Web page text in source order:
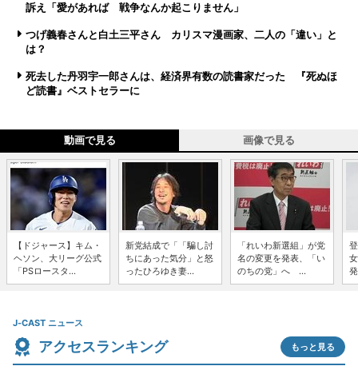
訴え「愛があれば 戦争なんか起こりません」
つげ義春さんと白土三平さん カリスマ漫画家、二人の「違い」と
は？
死去した丹羽宇一郎さんは、経済界有数の読書家だった 『死ぬほ
ど読書』ベストセラーに
動画で見る 画像で見る
【ドジャース】キム・
ヘソン、大リーグ公式
「PSロースタ...
新党結成で「「騙し討
ちにあった気分」と怒
ったひろゆき妻...
「れいわ新選組」が党
名の変更を発表、「い
のちの党」へ ...
J-CAST ニュース
アクセスランキング もっと見る